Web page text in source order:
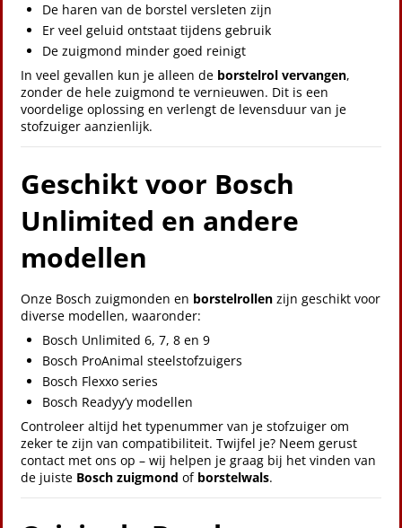
De haren van de borstel versleten zijn
Er veel geluid ontstaat tijdens gebruik
De zuigmond minder goed reinigt
In veel gevallen kun je alleen de borstelrol vervangen,
zonder de hele zuigmond te vernieuwen. Dit is een
voordelige oplossing en verlengt de levensduur van je
stofzuiger aanzienlijk.
Geschikt voor Bosch
Unlimited en andere
modellen
Onze Bosch zuigmonden en borstelrollen zijn geschikt voor
diverse modellen, waaronder:
Bosch Unlimited 6, 7, 8 en 9
Bosch ProAnimal steelstofzuigers
Bosch Flexxo series
Bosch Readyy’y modellen
Controleer altijd het typenummer van je stofzuiger om
zeker te zijn van compatibiliteit. Twijfel je? Neem gerust
contact met ons op – wij helpen je graag bij het vinden van
de juiste Bosch zuigmond of borstelwals.